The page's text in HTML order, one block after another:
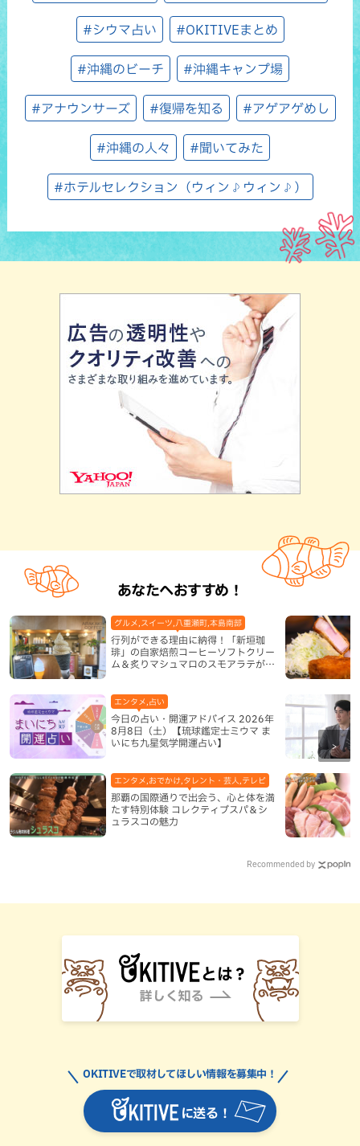
#シウマ占い #OKITIVEまとめ
#沖縄のビーチ #沖縄キャンプ場
#アナウンサーズ #復帰を知る #アゲアゲめし
#沖縄の人々 #聞いてみた
#ホテルセレクション（ウィン♪ウィン♪）
あなたへおすすめ！
行列ができる理由に納得！「新垣珈
琲」の自家焙煎コーヒーソフトクリー
ム＆炙りマシュマロのスモアラテが絶
グルメ,スイーツ,八重瀬町,本島南部
今日の占い・開運アドバイス 2026年
8月8日（土）【琉球鑑定士ミウマ ま
いにち九星気学開運占い】
エンタメ,占い
那覇の国際通りで出会う、心と体を満
たす特別体験 コレクティブスパ＆シ
ュラスコの魅力
エンタメ,おでかけ,タレント・芸人,テレビ
Recommended by
に送る！
OKITIVEで取材してほしい情報を募集中！